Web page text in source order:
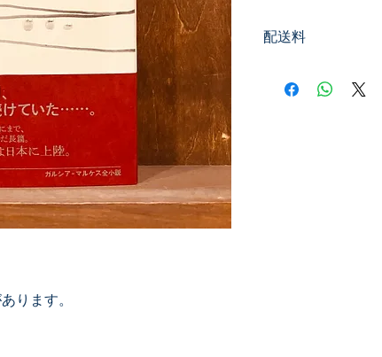
ります。
配送料